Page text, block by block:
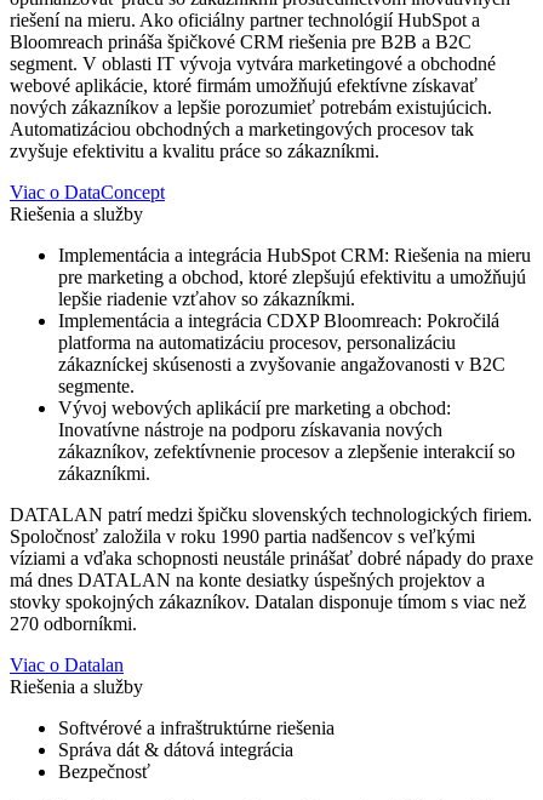
riešení na mieru. Ako oficiálny partner technológií HubSpot a
Bloomreach prináša špičkové CRM riešenia pre B2B a B2C
segment. V oblasti IT vývoja vytvára marketingové a obchodné
webové aplikácie, ktoré firmám umožňujú efektívne získavať
nových zákazníkov a lepšie porozumieť potrebám existujúcich.
Automatizáciou obchodných a marketingových procesov tak
zvyšuje efektivitu a kvalitu práce so zákazníkmi.
Viac o DataConcept
Riešenia a služby
Implementácia a integrácia HubSpot CRM: Riešenia na mieru
pre marketing a obchod, ktoré zlepšujú efektivitu a umožňujú
lepšie riadenie vzťahov so zákazníkmi.
Implementácia a integrácia CDXP Bloomreach: Pokročilá
platforma na automatizáciu procesov, personalizáciu
zákazníckej skúsenosti a zvyšovanie angažovanosti v B2C
segmente.
Vývoj webových aplikácií pre marketing a obchod:
Inovatívne nástroje na podporu získavania nových
zákazníkov, zefektívnenie procesov a zlepšenie interakcií so
zákazníkmi.
DATALAN patrí medzi špičku slovenských technologických firiem.
Spoločnosť založila v roku 1990 partia nadšencov s veľkými
víziami a vďaka schopnosti neustále prinášať dobré nápady do praxe
má dnes DATALAN na konte desiatky úspešných projektov a
stovky spokojných zákazníkov. Datalan disponuje tímom s viac než
270 odborníkmi.
Viac o Datalan
Riešenia a služby
Softvérové a infraštruktúrne riešenia
Správa dát & dátová integrácia
Bezpečnosť